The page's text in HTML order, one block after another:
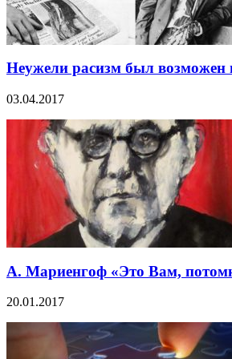
Неужели расизм был возможен
03.04.2017
А. Мариенгоф «Это Вам,
20.01.2017